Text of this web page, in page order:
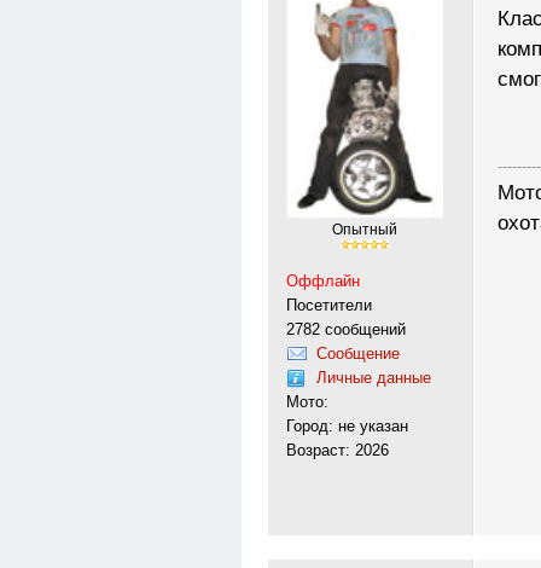
Опытный
Оффлайн
Посетители
2782 сообщений
Сообщение
Личные данные
Мото:
Город: не указан
Возраст: 2026